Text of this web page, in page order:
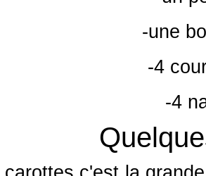
-une
-4
-4